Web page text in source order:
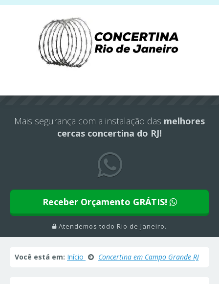
Mais segurança com a instalação das melhores
cercas concertina do RJ!
Receber Orçamento GRÁTIS!
Atendemos todo Rio de Janeiro.
Você está em: Início Concertina em Campo Grande RJ
para lembrar e entender como você usa nosso
site, analisar seu uso de nossos produtos e
serviços, ajudar com nossos esforços de
marketing e fornecer conteúdo de terceiros. Leia
Política de Cookies e Privacidade